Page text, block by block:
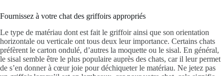
Fournissez à votre chat des griffoirs appropriés
Le type de matériau dont est fait le griffoir ainsi que son orientation
horizontale ou verticale ont tous deux leur importance. Certains chats
préfèrent le carton ondulé, d’autres la moquette ou le sisal. En général,
le sisal semble être le plus populaire auprès des chats, car il leur permet
de s’en donner à cœur joie pour déchiqueter le matériau. Ne jetez pas